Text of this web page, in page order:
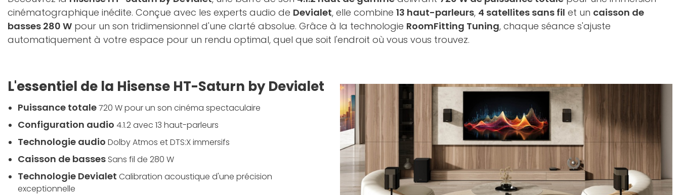
cinématographique inédite. Conçue avec les experts audio de Devialet, elle combine 13 haut-parleurs, 4 satellites sans fil et un caisson de
basses 280 W pour un son tridimensionnel d'une clarté absolue. Grâce à la technologie RoomFitting Tuning, chaque séance s'ajuste
automatiquement à votre espace pour un rendu optimal, quel que soit l'endroit où vous vous trouvez.
L'essentiel de la Hisense HT-Saturn by Devialet
Puissance totale720 W pour un son cinéma spectaculaire
Configuration audio 4.1.2 avec 13 haut-parleurs
Technologie audio Dolby Atmos et DTS:X immersifs
Caisson de basses Sans fil de 280 W
Technologie Devialet Calibration acoustique d'une précision
exceptionnelle